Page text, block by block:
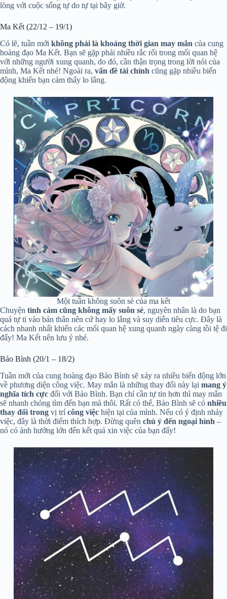
lòng với cuộc sống tự do tự tại bây giờ.
Ma Kết (22/12 – 19/1)
Có lẽ, tuần mới không phải là khoảng thời gian may mắn của cung
hoàng đạo Ma Kết. Bạn sẽ gặp phải nhiều rắc rối trong mối quan hệ
với những người xung quanh, do đó, cần thận trọng trong lời nói của
mình, Ma Kết nhé! Ngoài ra, vấn đề tài chính cũng gặp nhiều biến
động khiến bạn cảm thấy lo lắng.
Một tuần không suôn sẻ của ma kết
Chuyện tình cảm cũng không mấy suôn sẻ, nguyên nhân là do bạn
quá tự ti vào bản thân nên cứ hay lo lắng và suy diễn tiêu cực. Đây là
cách nhanh nhất khiến các mối quan hệ xung quanh ngày càng tồi tệ đi
đấy! Ma Kết nên lưu ý nhé.
Bảo Bình (20/1 – 18/2)
Tuần mới của cung hoàng đạo Bảo Bình sẽ xảy ra nhiều biến động lớn
về phương diện công việc. May mắn là những thay đổi này lại mang ý
nghĩa tích cực đối với Bảo Bình. Bạn chỉ cần tự tin hơn thì may mắn
sẽ nhanh chóng tìm đến bạn mà thôi. Rất có thể, Bảo Bình sẽ có nhiều
thay đổi trong vị trícông việc hiện tại của mình. Nếu có ý định nhảy
việc, đây là thời điểm thích hợp. Đừng quên chú ý đến ngoại hình –
nó có ảnh hưởng lớn đến kết quả xin việc của bạn đấy!